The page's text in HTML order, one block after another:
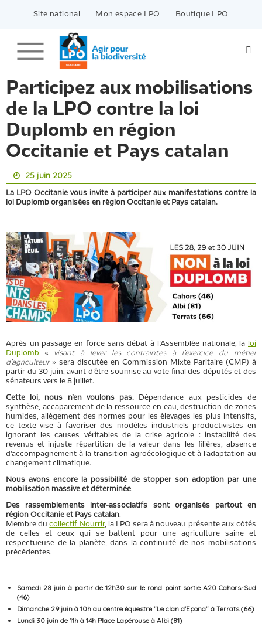
contenu
Site national Mon espace LPO Boutique LPO
Participez aux mobilisations
de la LPO contre la loi
Duplomb en région
Occitanie et Pays catalan
25 juin 2025
La LPO Occitanie vous invite à participer aux manifestations contre la
loi Duplomb organisées en région Occitanie et Pays catalan.
Après un passage en force sans débat à l’Assemblée nationale, la
loi
Duplomb «
visant à lever les contraintes à l’exercice du métier
d’agriculteur » sera discutée en Commission Mixte Paritaire (CMP) à
partir du 30 juin, avant d’être soumise au vote final des députés et des
sénateurs vers le 8 juillet.
Cette loi, nous n’en voulons pas. Dépendance aux pesticides de
synthèse, accaparement de la ressource en eau, destruction de zones
humides, allègement des normes pour les élevages les plus intensifs,
ce texte vise à favoriser des modèles industriels productivistes en
ignorant les causes véritables de la crise agricole : instabilité des
revenus et injuste répartition de la valeur dans les filières, absence
d’accompagnement à la transition agroécologique et à l’adaptation au
changement climatique.
Nous avons encore la possibilité de stopper son adoption par une
mobilisation massive et déterminée.
Des rassemblements inter-associatifs sont organisés partout en
région Occitanie et Pays catalan.
Membre ducollectif Nourrir, la LPO sera à nouveau présente aux côtés
de celles et ceux qui se battent pour une agriculture saine et
respectueuse de la planète, dans la continuité de nos mobilisations
précédentes.
Samedi 28 juin à partir de 12h30 sur le rond point sortie A20 Cahors-Sud
(46)
Dimanche 29 juin à 10h au centre équestre "Le clan d'Epona" à Terrats (66)
Lundi 30 juin de 11h à 14h Place Lapérouse à Albi (81)